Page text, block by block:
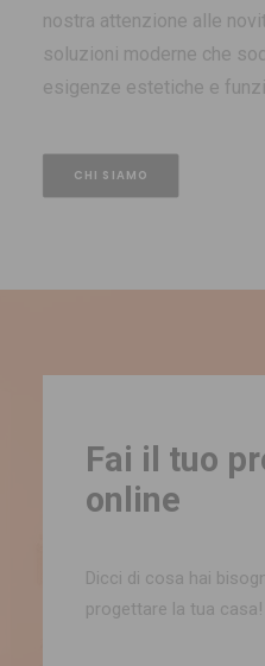
nostra attenzione alle
soluzioni moderne che
esigenze estetiche e
CHI SIAMO
Fai il tuo
online
Dicci di cosa hai
progettare la tua casa!